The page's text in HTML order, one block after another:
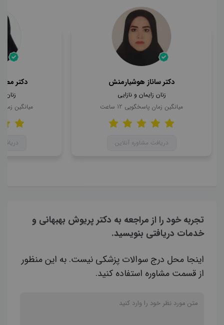
دکتر ساناز هوشیارمنش
زنان زایمان و نازایی
میانگین زمان پاسخگویی 12 ساعت
دریافت مشاوره آنلاین
دکتر
زنان
میانگین
تجربه خود را از مراجعه به دکتر پریوش بهبهانی و
خدمات دریافتی بنویسید.
اینجا محل درج سوالات پزشکی نیست. به این منظور
از قسمت مشاوره استفاده کنید.